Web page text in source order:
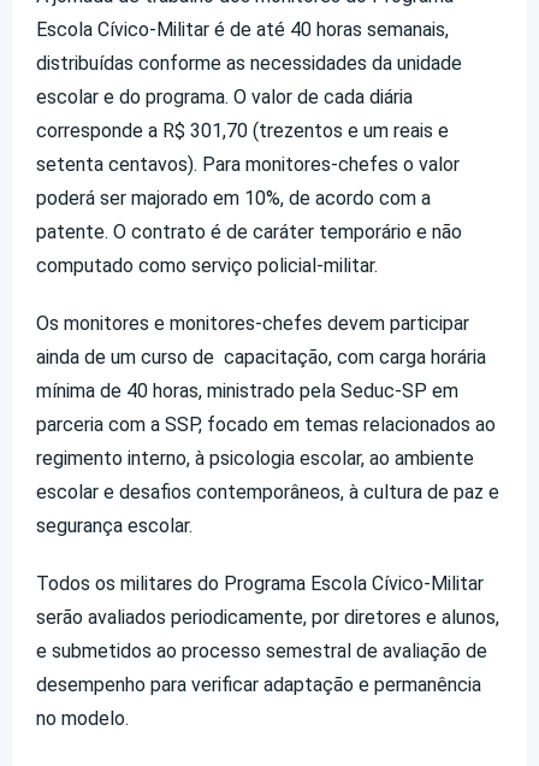
Escola Cívico-Militar é de até 40 horas semanais,
distribuídas conforme as necessidades da unidade
escolar e do programa. O valor de cada diária
corresponde a R$ 301,70 (trezentos e um reais e
setenta centavos). Para monitores-chefes o valor
poderá ser majorado em 10%, de acordo com a
patente. O contrato é de caráter temporário e não
computado como serviço policial-militar.
Os monitores e monitores-chefes devem participar
ainda de um curso de capacitação, com carga horária
mínima de 40 horas, ministrado pela Seduc-SP em
parceria com a SSP, focado em temas relacionados ao
regimento interno, à psicologia escolar, ao ambiente
escolar e desafios contemporâneos, à cultura de paz e
segurança escolar.
Todos os militares do Programa Escola Cívico-Militar
serão avaliados periodicamente, por diretores e alunos,
e submetidos ao processo semestral de avaliação de
desempenho para verificar adaptação e permanência
no modelo.